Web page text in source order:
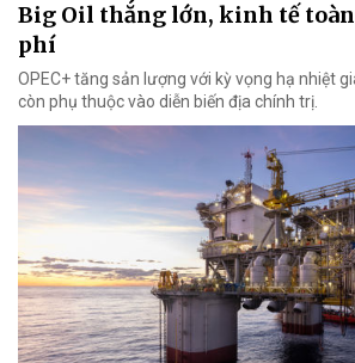
Big Oil thắng lớn, kinh tế
phí
OPEC+ tăng sản lượng với kỳ vọng hạ nhiệt
còn phụ thuộc vào diễn biến địa chính trị.